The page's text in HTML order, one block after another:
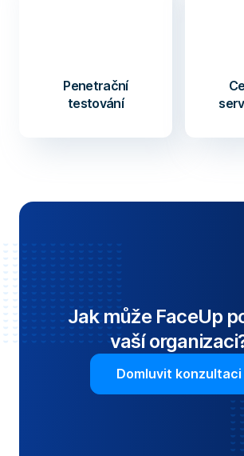
Penetrační
testování
Jak může FaceUp
vaší
Domluvit konzultaci